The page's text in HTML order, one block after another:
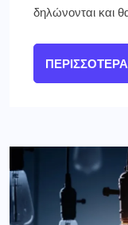
δηλώνονται και